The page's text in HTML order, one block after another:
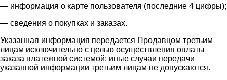
— информация о карте пользователя (последние 4 цифры);
— сведения о покупках и заказах.
Указанная информация передается Продавцом третьим
лицам исключительно с целью осуществления оплаты
заказа платежной системой; иные случаи передачи
указанной информации третьим лицам не допускаются.